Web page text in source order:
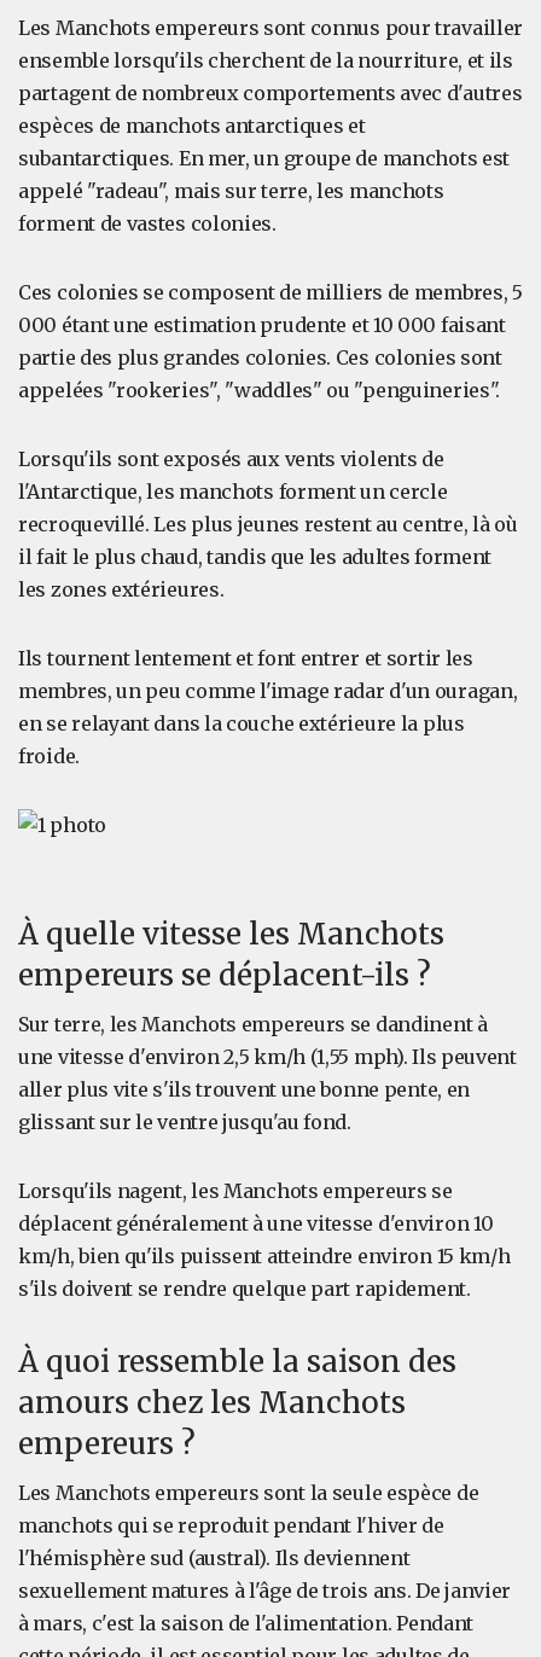
Les Manchots empereurs sont connus pour travailler
ensemble lorsqu'ils cherchent de la nourriture, et ils
partagent de nombreux comportements avec d'autres
espèces de manchots antarctiques et
subantarctiques. En mer, un groupe de manchots est
appelé "radeau", mais sur terre, les manchots
forment de vastes colonies.
Ces colonies se composent de milliers de membres, 5
000 étant une estimation prudente et 10 000 faisant
partie des plus grandes colonies. Ces colonies sont
appelées "rookeries", "waddles" ou "penguineries".
Lorsqu'ils sont exposés aux vents violents de
l'Antarctique, les manchots forment un cercle
recroquevillé. Les plus jeunes restent au centre, là où
il fait le plus chaud, tandis que les adultes forment
les zones extérieures.
Ils tournent lentement et font entrer et sortir les
membres, un peu comme l'image radar d'un ouragan,
en se relayant dans la couche extérieure la plus
froide.
À quelle vitesse les Manchots
empereurs se déplacent-ils ?
Sur terre, les Manchots empereurs se dandinent à
une vitesse d'environ 2,5 km/h (1,55 mph). Ils peuvent
aller plus vite s'ils trouvent une bonne pente, en
glissant sur le ventre jusqu'au fond.
Lorsqu'ils nagent, les Manchots empereurs se
déplacent généralement à une vitesse d'environ 10
km/h, bien qu'ils puissent atteindre environ 15 km/h
s'ils doivent se rendre quelque part rapidement.
À quoi ressemble la saison des
amours chez les Manchots
empereurs ?
Les Manchots empereurs sont la seule espèce de
manchots qui se reproduit pendant l'hiver de
l'hémisphère sud (austral). Ils deviennent
sexuellement matures à l'âge de trois ans. De janvier
à mars, c'est la saison de l'alimentation. Pendant